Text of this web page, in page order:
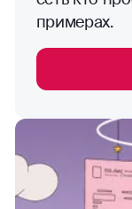
примерах.